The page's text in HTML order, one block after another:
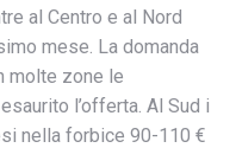
al Centro e al Nord
mese. La domanda
molte zone le
l’offerta. Al Sud i
nella forbice 90-110 €